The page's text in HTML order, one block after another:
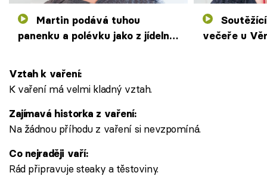
panenku a polévku jako z jídelny.
Soutěžící mají obavy z
večeře u
Vztah k vaření:
K vaření má velmi kladný vztah.
Zajímavá historka z vaření:
Na žádnou příhodu z vaření si nevzpomíná.
Co nejraději vaří:
Rád připravuje steaky a těstoviny.